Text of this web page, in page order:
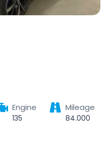
Engine
135
Mileage
84.000